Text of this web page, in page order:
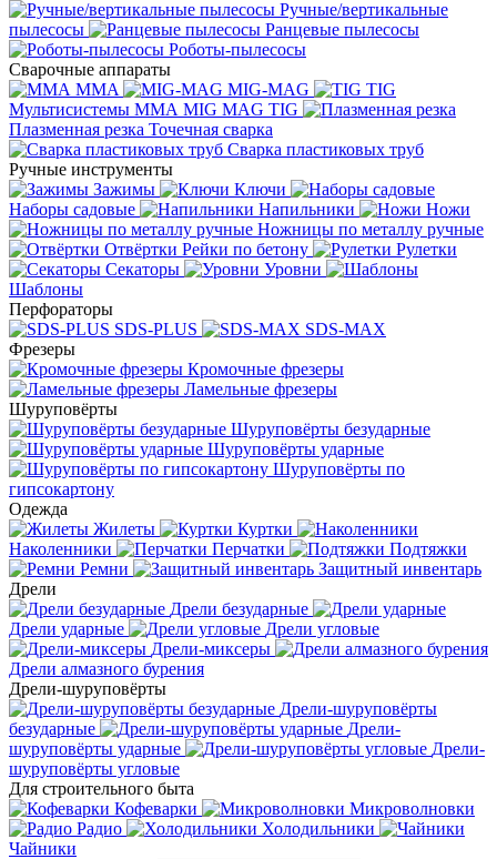
Ручные/вертикальные
пылесосы
Ранцевые пылесосы
Роботы-пылесосы
Сварочные аппараты
MMA
MIG-MAG
TIG
Мультисистемы ММА MIG MAG TIG
Плазменная резка Точечная сварка
Cварка пластиковых труб
Ручные инструменты
Зажимы
Ключи
Наборы садовые
Напильники
Ножи
Ножницы по металлу ручные
Отвёртки Рейки по бетону
Рулетки
Секаторы
Уровни
Шаблоны
Перфораторы
SDS-PLUS
SDS-MAX
Фрезеры
Кромочные фрезеры
Ламельные фрезеры
Шуруповёрты
Шуруповёрты безударные
Шуруповёрты ударные
Шуруповёрты по
гипсокартону
Одежда
Жилеты
Куртки
Наколенники
Перчатки
Подтяжки
Ремни
Защитный инвентарь
Дрели
Дрели безударные
Дрели ударные
Дрели угловые
Дрели-миксеры
Дрели алмазного бурения
Дрели-шуруповёрты
Дрели-шуруповёрты
безударные
Дрели-
шуруповёрты ударные
Дрели-
шуруповёрты угловые
Для строительного быта
Кофеварки
Микроволновки
Радио
Холодильники
Чайники